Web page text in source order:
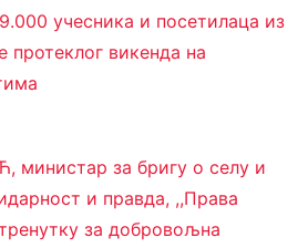
учесника и посетилаца из
протеклог викенда на
за бригу о селу и
и правда, ,,Права
за добровољна